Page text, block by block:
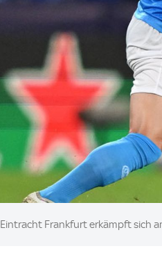
Image:
Eintracht Frankfurt erkämpft sich